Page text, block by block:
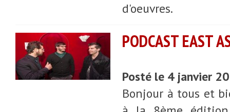
d'oeuvres.
PODCAST EAST
Posté le 4 janvier
Bonjour à tous et